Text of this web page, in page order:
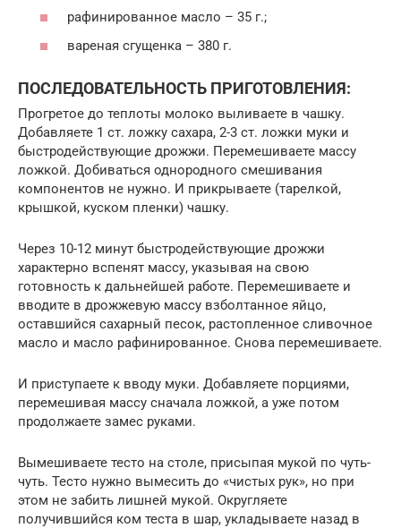
рафинированное масло – 35 г.;
вареная сгущенка – 380 г.
ПОСЛЕДОВАТЕЛЬНОСТЬ ПРИГОТОВЛЕНИЯ:
Прогретое до теплоты молоко выливаете в чашку.
Добавляете 1 ст. ложку сахара, 2-3 ст. ложки муки и
быстродействующие дрожжи. Перемешиваете массу
ложкой. Добиваться однородного смешивания
компонентов не нужно. И прикрываете (тарелкой,
крышкой, куском пленки) чашку.
Через 10-12 минут быстродействующие дрожжи
характерно вспенят массу, указывая на свою
готовность к дальнейшей работе. Перемешиваете и
вводите в дрожжевую массу взболтанное яйцо,
оставшийся сахарный песок, растопленное сливочное
масло и масло рафинированное. Снова перемешиваете.
И приступаете к вводу муки. Добавляете порциями,
перемешивая массу сначала ложкой, а уже потом
продолжаете замес руками.
Вымешиваете тесто на столе, присыпая мукой по чуть-
чуть. Тесто нужно вымесить до «чистых рук», но при
этом не забить лишней мукой. Округляете
получившийся ком теста в шар, укладываете назад в